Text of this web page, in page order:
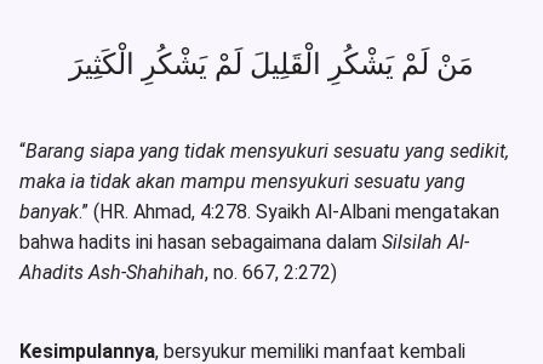
مَنْ لَمْ يَشْكُرِ الْقَلِيلَ لَمْ يَشْكُرِ الْكَثِيرَ
“Barang siapa yang tidak mensyukuri sesuatu yang sedikit,
maka ia tidak akan mampu mensyukuri sesuatu yang
banyak.” (HR. Ahmad, 4:278. Syaikh Al-Albani mengatakan
bahwa hadits ini hasan sebagaimana dalam Silsilah Al-
Ahadits Ash-Shahihah, no. 667, 2:272)
Kesimpulannya, bersyukur memiliki manfaat kembali